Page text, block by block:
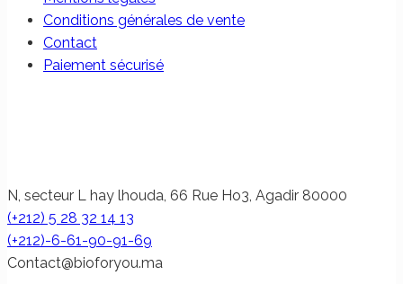
Conditions générales de vente
Contact
Paiement sécurisé
N, secteur L hay lhouda, 66 Rue Ho3, Agadir 80000
(+212) 5 28 32 14 13
(+212)-6-61-90-91-69
am.uoyrofoib
@tcatnoC